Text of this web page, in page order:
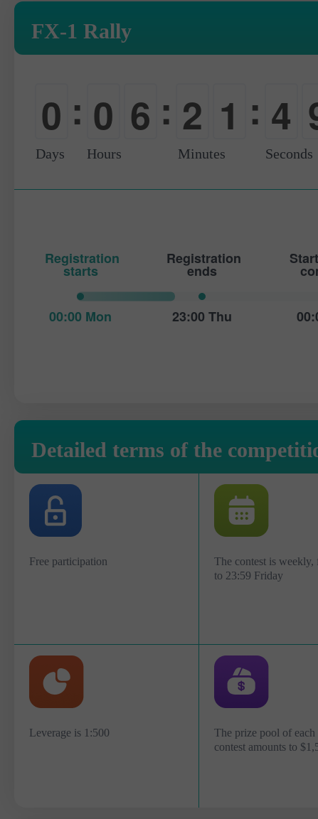
FX-1 Rally
0
-
: 0
-
6 : 2
0
1
0
: 4
5
Days Hours Minutes Seconds
Registration
starts
00:00 Mon
Registration
ends
23:00 Thu
Detailed terms of the
Free participation
The contest is weekly,
to 23:59 Friday
Leverage is 1:500
The prize pool of
contest amounts to